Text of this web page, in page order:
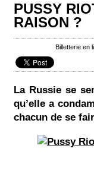
PUSSY
RAISON ?
Billetterie en
La Russie se
qu’elle a
chacun de se